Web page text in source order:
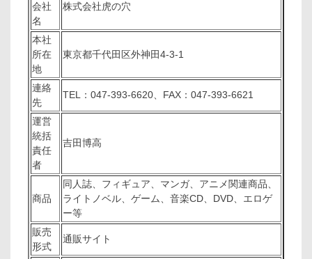
会社
名
株式会社虎の穴
本社
所在
地
東京都千代田区外神田4-3-1
連絡
先
TEL：047-393-6620、FAX：047-393-6621
運営
統括
責任
者
吉田博高
商品
同人誌、フィギュア、マンガ、アニメ関連商品、
ライトノベル、ゲーム、音楽CD、DVD、エロゲ
ー等
販売
形式
通販サイト